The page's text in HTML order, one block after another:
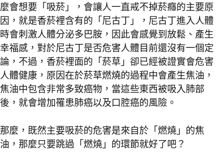
麼會想要「吸菸」，會讓人一直戒不掉菸癮的主要原
因，就是香菸裡含有的「尼古丁」，尼古丁進入人體
時會刺激人體分泌多巴胺，因此會感覺到放鬆、產生
幸福感，對於尼古丁是否危害人體目前還沒有一個定
論，不過，香菸裡面的「菸草」卻已經被證實會危害
人體健康，原因在於菸草燃燒的過程中會產生焦油，
焦油中包含非常多致癌物，當這些東西被吸入肺部
後，就會增加罹患肺癌以及口腔癌的風險。
那麼，既然主要吸菸的危害是來自於「燃燒」的焦
油，那麼只要跳過「燃燒」的環節就好了吧？